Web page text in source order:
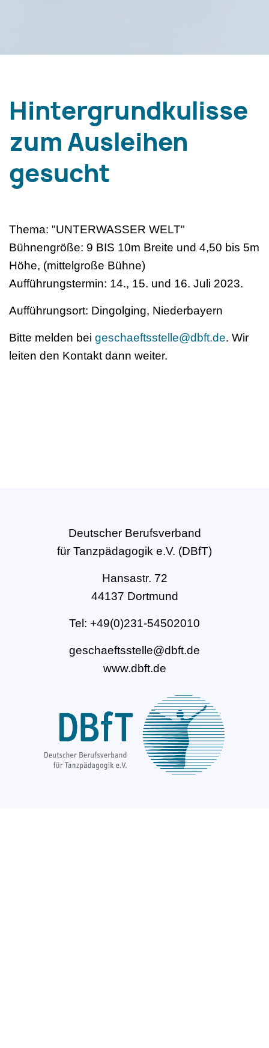
Hintergrundkulisse
zum Ausleihen
gesucht
Thema: "UNTERWASSER WELT"
Bühnengröße: 9 BIS 10m Breite und 4,50 bis 5m
Höhe, (mittelgroße Bühne)
Aufführungstermin: 14., 15. und 16. Juli 2023.
Aufführungsort: Dingolging, Niederbayern
Bitte melden bei geschaeftsstelle@dbft.de. Wir
leiten den Kontakt dann weiter.
Deutscher Berufsverband
für Tanzpädagogik e.V. (DBfT)
Hansastr. 72
44137 Dortmund
Tel: +49(0)231-54502010
geschaeftsstelle@dbft.de
www.dbft.de